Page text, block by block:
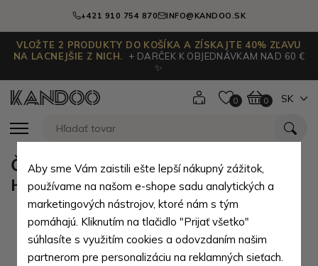
+421 910 754 870 INFO@KANDOO.SK
VLOŽTE 2 PRODUKTY DO KOŠÍKA A ZÍSKAJTE 40% ZĽAVU
NA LACNEJŠIE Z NICH.
+ DARČEK K OBJEDNÁVKAM NAD 60 €
✨
0 0 SK
Čistiaci krém na hladkú kožu
Hendrina
Aby sme Vám zaistili ešte lepší nákupný zážitok,
používame na našom e-shope sadu analytických a
marketingových nástrojov, ktoré nám s tým
pomáhajú. Kliknutím na tlačidlo "Prijať všetko"
súhlasíte s využitím cookies a odovzdaním našim
partnerom pre personalizáciu na reklamných sieťach.